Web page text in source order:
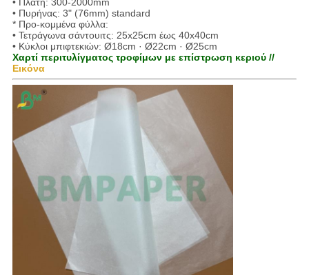
• Πλάτη: 300-2000mm
• Πυρήνας: 3" (76mm) standard
* Προ-κομμένα φύλλα:
• Τετράγωνα σάντουιτς: 25x25cm έως 40x40cm
• Κύκλοι μπιφτεκιών: Ø18cm · Ø22cm · Ø25cm
Χαρτί περιτυλίγματος τροφίμων με επίστρωση κεριού //
Εικόνα